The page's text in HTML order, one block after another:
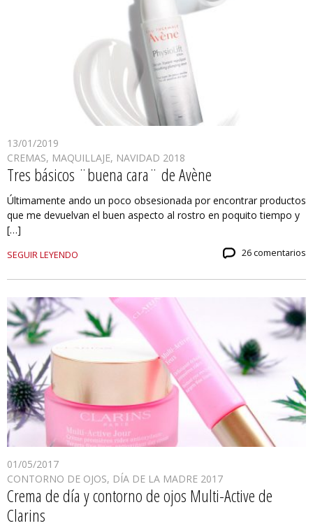
13/01/2019
CREMAS, MAQUILLAJE, NAVIDAD 2018
Tres básicos ¨buena cara¨ de Avène
Últimamente ando un poco obsesionada por encontrar productos
que me devuelvan el buen aspecto al rostro en poquito tiempo y
[…]
SEGUIR LEYENDO 26 comentarios
01/05/2017
CONTORNO DE OJOS, DÍA DE LA MADRE 2017
Crema de día y contorno de ojos Multi-Active de
Clarins